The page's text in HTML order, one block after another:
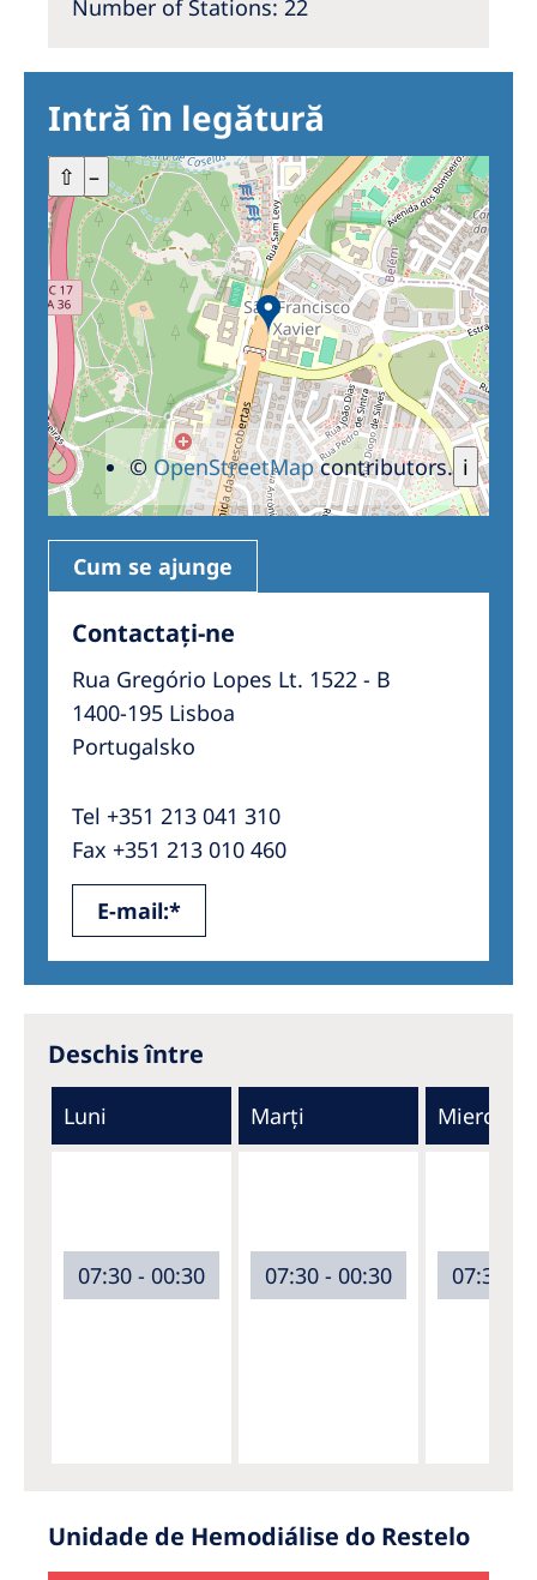
Number of Stations: 22
Intră în legătură
+ –
⇧
i
© OpenStreetMapcontributors.
Cum se ajunge
Contactați-ne
Rua Gregório Lopes Lt. 1522 - B
1400-195 Lisboa
Portugalsko
Tel +351 213 041 310
Fax +351 213 010 460
E-mail:*
Deschis între
Luni Marți Miercuri
07:30 - 00:30 07:30 - 00:30 07:30 -
Unidade de Hemodiálise do Restelo